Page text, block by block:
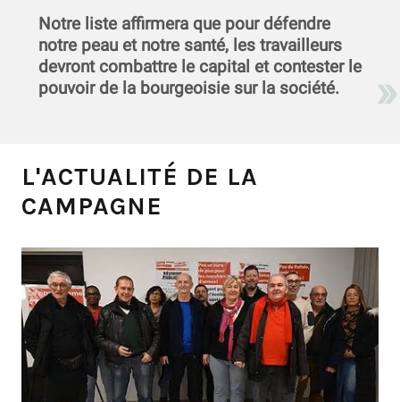
Notre liste affirmera que pour défendre
notre peau et notre santé, les travailleurs
devront combattre le capital et contester le
pouvoir de la bourgeoisie sur la société.
L'ACTUALITÉ DE LA
CAMPAGNE